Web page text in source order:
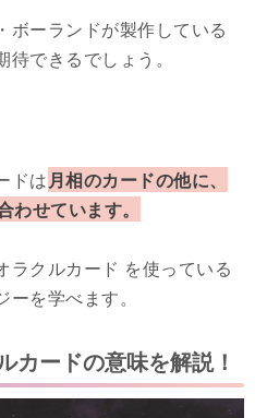
ボーランドが製作している
できるでしょう。
ドは月相のカードの他に、
せています。
ラクルカード を使っている
を学べます。
カードの意味を解説！